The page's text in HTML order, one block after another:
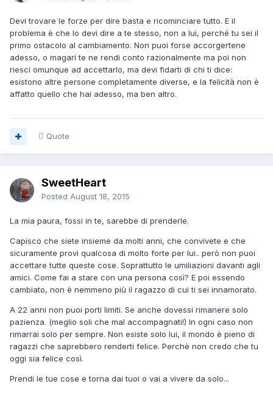
Devi trovare le forze per dire basta e ricominciare tutto. E il
problema è che lo devi dire a te stesso, non a lui, perché tu sei il
primo ostacolo al cambiamento. Non puoi forse accorgertene
adesso, o magari te ne rendi conto razionalmente ma poi non
riesci omunque ad accettarlo, ma devi fidarti di chi ti dice:
esistono altre persone completamente diverse, e la felicità non è
affatto quello che hai adesso, ma ben altro.
Quote
SweetHeart
Posted August 18, 2015
La mia paura, fossi in te, sarebbe di prenderle.
Capisco che siete insieme da molti anni, che convivete e che
sicuramente provi qualcosa di molto forte per lui.. però non puoi
accettare tutte queste cose. Soprattutto le umiliazioni davanti agli
amici. Come fai a stare con una persona così? E poi essendo
cambiato, non è nemmeno più il ragazzo di cui ti sei innamorato.
A 22 anni non puoi porti limiti. Se anche dovessi rimanere solo
pazienza. (meglio soli che mal accompagnati!) In ogni caso non
rimarrai solo per sempre. Non esiste solo lui, il mondo è pieno di
ragazzi che saprebbero renderti felice. Perchè non credo che tu
oggi sia felice così.
Prendi le tue cose e torna dai tuoi o vai a vivere da solo...